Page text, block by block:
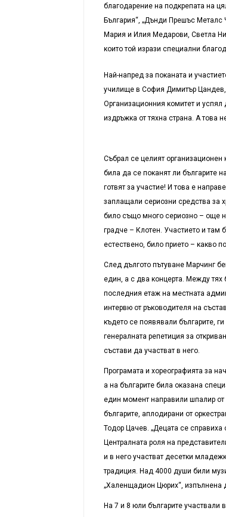
благодарение на подкрепата на
България“, „Дънди Прешъс
Мария и Илия Медарови, Светла
които той изрази специални
Най-напред за поканата и
училище в София Димитър Цандев,
Организационния комитет и
издръжка от тяхна страна. А това
Събрал се целият
била да се поканят ли българите
готвят за участие! И това е
заплащали сериозни средства за
било също много сериозно – още
градче – Клотен. Участието и там
естествено, било прието – какво
След дългото пътуване Марчинг
един, а с два концерта. Между тях
последния етаж на местната
интервю от ръководителя на
където се появявали българите,
генералната репетиция за
състави да участват в него.
Програмата и хореографията за
а на българите била оказана
един момент направили шпалир от
българите, аплодирани от
Тодор Цачев. „Децата се справиха
Централната роля на
и в него участват десетки
традиция. Над 4000 души били
„Халенщадион Цюрих“, изпълнена
На 7 и 8 юли българите участвали